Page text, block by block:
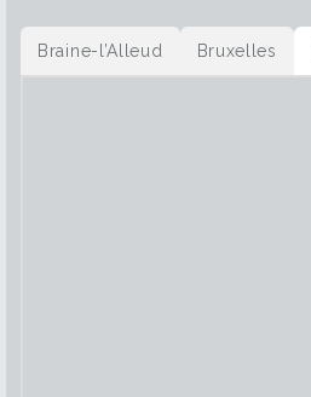
Braine-l’Alleud Bruxelles